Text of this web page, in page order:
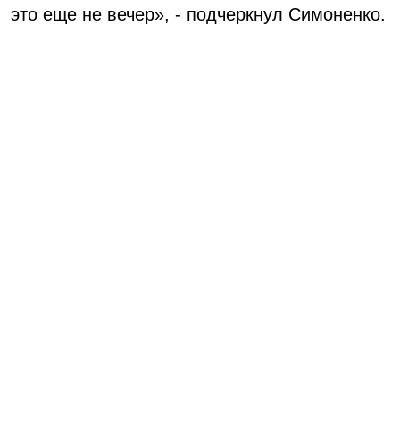
это еще не вечер», - подчеркнул Симоненко.